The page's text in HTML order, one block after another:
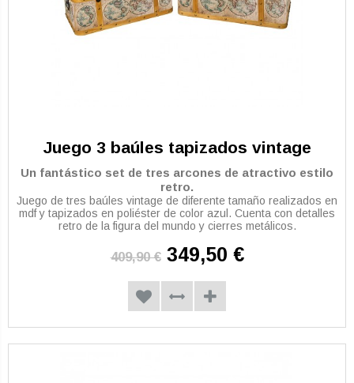
Juego 3 baúles tapizados vintage
Un fantástico set de tres arcones de atractivo estilo
retro.
Juego de tres baúles vintage de diferente tamaño realizados en
mdf y tapizados en poliéster de color azul. Cuenta con detalles
retro de la figura del mundo y cierres metálicos.
409,90 € 349,50 €